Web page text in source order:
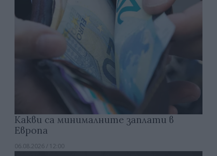
Какви са минималните заплати в
Европа
06.08.2026 / 12:00